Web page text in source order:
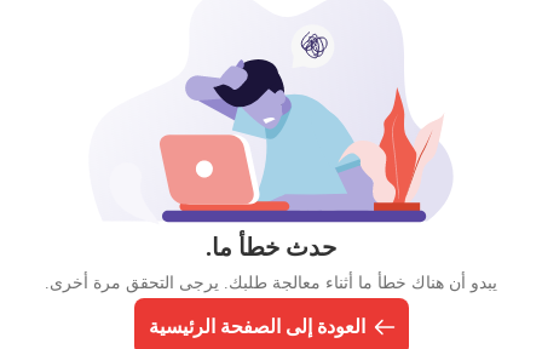
حدث خطأ ما.
يبدو أن هناك خطأ ما أثناء معالجة طلبك. يرجى التحقق مرة أخرى.
العودة إلى الصفحة الرئيسية